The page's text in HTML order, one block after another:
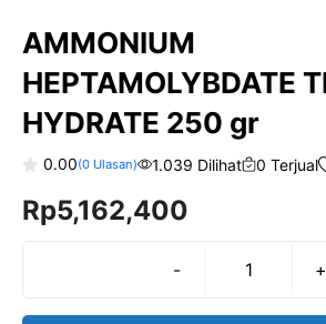
AMMONIUM
HEPTAMOLYBDATE
HYDRATE 250 gr
o
u
0.00(0Ulasan) 1.039 Dilihat 0 Terjual
Rp5,162,400
-
Kuantitas
+